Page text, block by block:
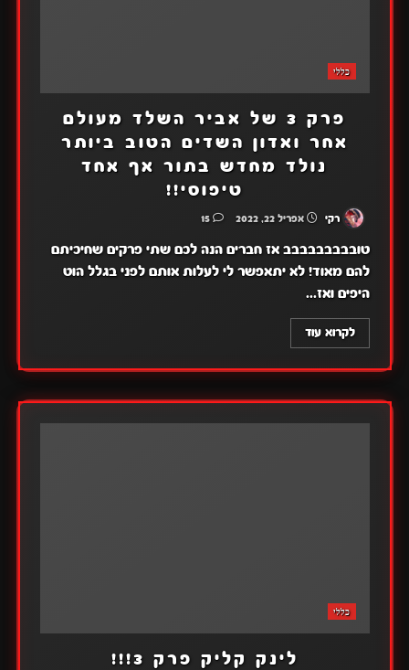
כללי
פרק 3 של אביר השלד מעולם
אחר ואדון השדים הטוב ביותר
נולד מחדש בתור אף אחד
טיפוסי!!
רקי אפריל 22, 2022 15
טובבבבבבבבב אז חברים הנה לכם שתי פרקים שחיכיתם
להם מאוד! לא יתאפשר לי לעלות אותם לפני בגלל הוט
היפים ואז...
לקרוא עוד
כללי
לינק קליק פרק 3!!!